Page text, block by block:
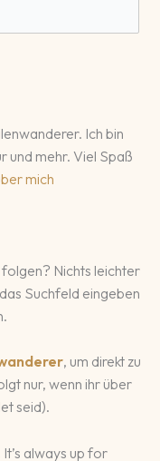
Ich bin
und mehr. Viel Spaß
mich
folgen? Nichts leichter
Suchfeld eingeben
, um direkt zu
nur, wenn ihr über
seid).
always up for